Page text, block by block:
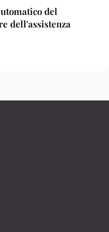
del
dell'assistenza